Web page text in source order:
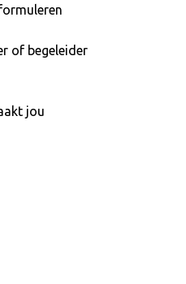
of begeleider
jou